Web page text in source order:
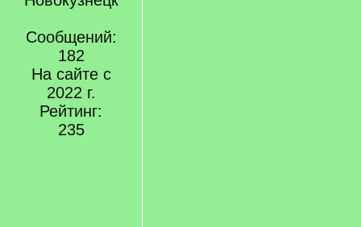
Сообщений:
182
На сайте с
2022 г.
Рейтинг:
235